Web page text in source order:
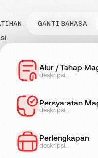
Informasi Biaya
deskripsi...
INFO MAGANG
Alur / Tahap
deskripsi...
Persyaratan
deskripsi...
Perlengkapan
deskripsi...
GANTI BAHASA
Pelatihan
Biaya
Pelatihan
Magang
/ Tahap Magang
Biaya Magang
Kerja
di